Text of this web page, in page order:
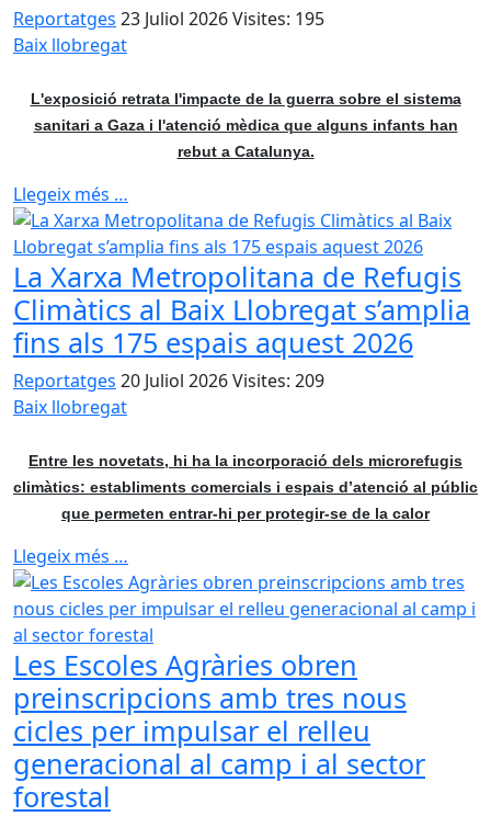
Reportatges 23 Juliol 2026Visites: 195
Baix llobregat
L'exposició retrata l'impacte de la guerra sobre el sistema
sanitari a Gaza i l'atenció mèdica que alguns infants han
rebut a Catalunya.
Llegeix més …
La Xarxa Metropolitana de Refugis
Climàtics al Baix Llobregat s’amplia
fins als 175 espais aquest 2026
Reportatges 20 Juliol 2026Visites: 209
Baix llobregat
Entre les novetats, hi ha la incorporació dels microrefugis
climàtics: establiments comercials i espais d’atenció al públic
que permeten entrar-hi per protegir-se de la calor
Llegeix més …
Les Escoles Agràries obren
preinscripcions amb tres nous
cicles per impulsar el relleu
generacional al camp i al sector
forestal